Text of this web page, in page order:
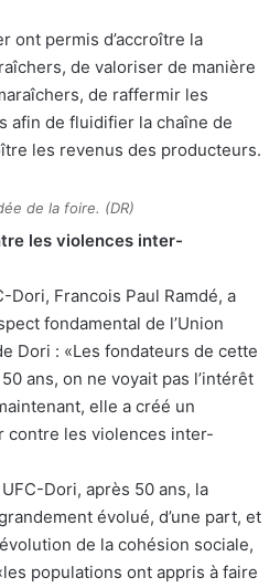
ont permis d’accroître la
de valoriser de manière
de raffermir les
afin de fluidifier la chaîne de
les revenus des producteurs.
de la foire. (DR)
les violences inter-
Dori, Francois Paul Ramdé, a
fondamental de l’Union
Dori : «Les fondateurs de cette
ans, on ne voyait pas l’intérêt
elle a créé un
contre les violences inter-
Dori, après 50 ans, la
évolué, d’une part, et
de la cohésion sociale,
populations ont appris à faire